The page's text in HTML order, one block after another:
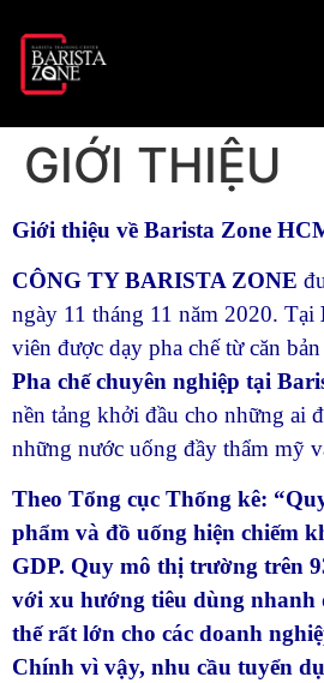
GIỚI THIỆU
Giới thiệu về Barista Zone
CÔNG TY BARISTA ZONE
ngày 11 tháng 11 năm 2020. Tại
viên được dạy pha chế từ căn
Pha chế chuyên nghiệp tại
nền tảng khởi đầu cho những ai
những nước uống đầy thẩm mỹ
Theo Tổng cục Thống kê:
phẩm và đồ uống hiện chiếm
GDP. Quy mô thị trường trên
với xu hướng tiêu dùng nhanh
thế rất lớn cho các doanh
Chính vì vậy, nhu cầu tuyển